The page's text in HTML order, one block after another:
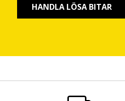
HANDLA LÖSA BITAR